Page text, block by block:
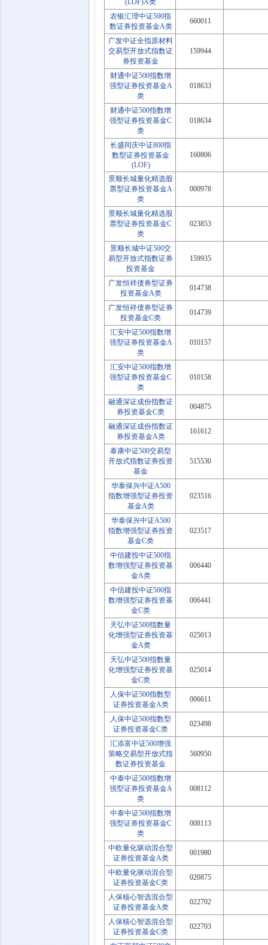
(LOF)A类
农银汇理中证500指
数证券投资基金A类
660011
广发中证全指原材料
交易型开放式指数证
券投资基金
159944
财通中证500指数增
强型证券投资基金A
类
018633
财通中证500指数增
强型证券投资基金C
类
018634
长盛同庆中证800指
数型证券投资基金
(LOF)
160806
景顺长城量化精选股
票型证券投资基金A
类
000978
景顺长城量化精选股
票型证券投资基金C
类
023853
景顺长城中证500交
易型开放式指数证券
投资基金
159935
广发恒祥债券型证券
投资基金A类
014738
广发恒祥债券型证券
投资基金C类
014739
汇安中证500指数增
强型证券投资基金A
类
010157
汇安中证500指数增
强型证券投资基金C
类
010158
融通深证成份指数证
券投资基金C类
004875
融通深证成份指数证
券投资基金A类
161612
泰康中证500交易型
开放式指数证券投资
基金
515530
华泰保兴中证A500
指数增强型证券投资
基金A类
023516
华泰保兴中证A500
指数增强型证券投资
基金C类
023517
中信建投中证500指
数增强型证券投资基
金A类
006440
中信建投中证500指
数增强型证券投资基
金C类
006441
天弘中证500指数量
化增强型证券投资基
金A类
025013
天弘中证500指数量
化增强型证券投资基
金C类
025014
人保中证500指数型
证券投资基金A类
006611
人保中证500指数型
证券投资基金C类
023498
汇添富中证500增强
策略交易型开放式指
数证券投资基金
560950
中泰中证500指数增
强型证券投资基金A
类
008112
中泰中证500指数增
强型证券投资基金C
类
008113
中欧量化驱动混合型
证券投资基金A类
001980
中欧量化驱动混合型
证券投资基金C类
020875
人保核心智选混合型
证券投资基金A类
022702
人保核心智选混合型
证券投资基金C类
022703